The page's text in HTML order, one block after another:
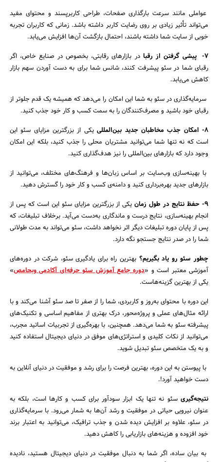
عواملی مانند سرعت بارگذاری صفحات، طراحی کاربرپسند و محتوای مفید
می‌تواند تأثیر زیادی بر روی رضایت کاربر داشته باشد. زمانی که کاربران تجربه
خوبی از سایت شما داشته باشند، احتمال بازگشت آن‌ها افزایش می‌یابد.
7-
پیشی گرفتن از رقبا در بازارهای رقابتی، بخصوص در صنایع خاص، اگر
رقبای شما در سئو پیشرفت کنند، شانس شما برای به دست آوردن سهم بازار
کاهش می‌یابد.
سرمایه‌گذاری در سئو به شما این امکان را می‌دهد که همیشه یک قدم جلوتر از
رقبای خود باشید و مصرف‌کنندگان را به سمت کسب و کار خود جذب کنید.
8- امکان جذب مخاطبان جدید بین‌المللییکی از بزرگترین مزایای سئو این
است که نه تنها شما می‌توانید مشتریان محلی را جذب کنید، بلکه این امکان
وجود دارد که بازارهای بین‌المللی را نیز هدف‌گذاری کنید.
با بهینه‌سازی وب‌سایت بر اساس زبان‌ها و فرهنگ‌های مختلف، می‌توانید از
بازارهای جدید بهره‌برداری کنید و دامنه‌ی کسب و کار خود را گسترش دهید.
9- حفظ نتایج در طول زمان
یکی از بزرگترین مزایای سئو این است که پس از
انجام بهینه‌سازی، نتایج درست و ماندگاری به‌دست می‌آید. برخلاف تبلیغات، که
پس از پایان دوره تبلیغات دیگر اثر نخواهد داشت، سئو می‌تواند به مدت طولانی
شما را در صدر نتایج جستجو نگه دارد.
چطور سئو رو یاد بگیریم؟ بهترین راه برای یادگیری سئو، شرکت در دوره‌های
آموزشی معتبر است و «دوره جامع آموزش سئو حرفه‌ای آکادمی وبحامص»
یکی از بهترین گزینه‌هاست.
این دوره با محتوای به‌روز و کاربردی، شما را از صفر تا صد سئو آشنا می‌کند و با
ارائه مثال‌های عملی و پروژه‌محور، درک بهتری از مفاهیم اساسی و تکنیک‌های
پیشرفته سئو به شما می‌دهد. همچنین، با بهره‌گیری از تجربیات اساتید مجرب،
می‌توانید از نکات کلیدی و استراتژی‌های موفق در دنیای دیجیتال استفاده کنید
و به یک متخصص سئو تبدیل شوید.
با پیوستن به این دوره، بهترین فرصت را برای رشد و موفقیت در دنیای آنلاین به
دست خواهید آورد!.
نتیجه‌گیری سئو نه تنها یک ابزار سودآور برای کسب و کارها است، بلکه به
عنوان نیرویی حیاتی در موفقیت و رشد آن‌ها به شمار می‌رود. با سرمایه‌گذاری
در سئو، علاوه بر افزایش دیده شدن و جذب ترافیک، می‌توانید به اعتبار برند
خود افزوده و هزینه‌های بازاریابی را کاهش دهید.
به بیان ساده، اگر شما به دنبال موفقیت در دنیای دیجیتال هستید، نادیده